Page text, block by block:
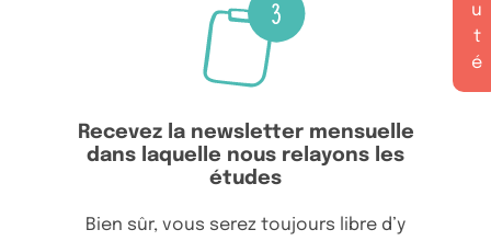
Recevez la newsletter mensuelle
dans laquelle nous relayons les
études
Bien sûr, vous serez toujours libre d’y
u
t
é